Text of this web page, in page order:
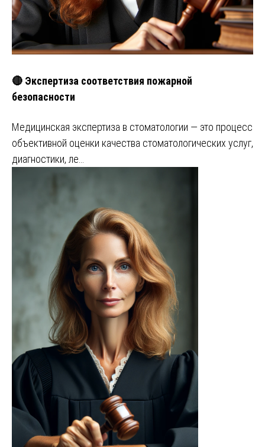
🔴 Экспертиза соответствия пожарной
безопасности
Медицинская экспертиза в стоматологии — это процесс
объективной оценки качества стоматологических услуг,
диагностики, ле…